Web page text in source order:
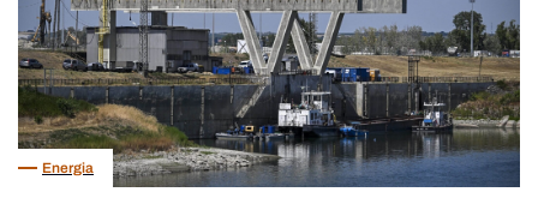
Energia